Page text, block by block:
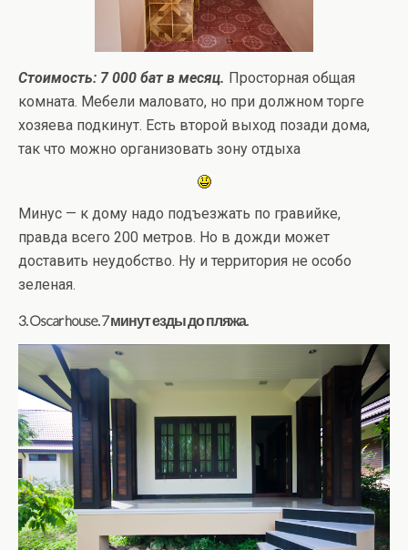
Стоимость: 7 000 бат в месяц. Просторная общая
комната. Мебели маловато, но при должном торге
хозяева подкинут. Есть второй выход позади дома,
так что можно организовать зону отдыха
Минус — к дому надо подъезжать по гравийке,
правда всего 200 метров. Но в дожди может
доставить неудобство. Ну и территория не особо
зеленая.
3. Oscar house. 7 минут езды до пляжа.